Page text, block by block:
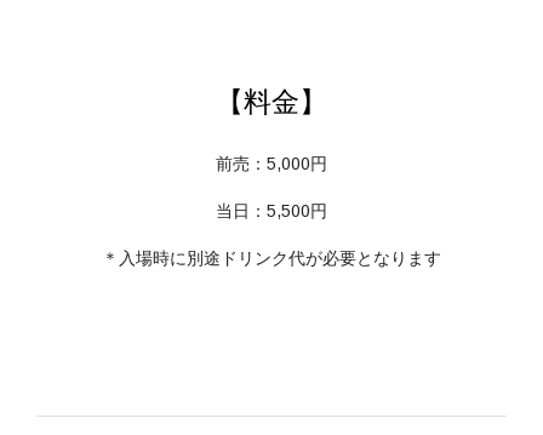
【料金】
前売：5,000円
当日：5,500円
＊入場時に別途ドリンク代が必要となります